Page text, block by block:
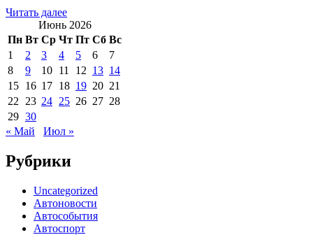
Читать далее
Июнь 2026
Пн Вт Ср Чт Пт Сб Вс
1
2 3 4 5 6
7
8
9 10 11 12 13 14
15 16 17 18 19 20 21
22
23 24 25 26 27 28
29 30
« Май
Июл »
Рубрики
Uncategorized
Автоновости
Автособытия
Автоспорт